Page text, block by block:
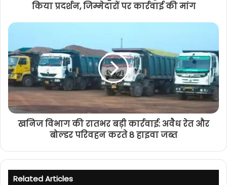
किया प्रदर्शन, जिम्मेदारों पर कार्रवाई की मांग
खनिज विभाग की रातभर बड़ी कार्रवाई: अवैध रेत और
बोल्डर परिवहन करते 8 हाइवा जब्त
Related Articles